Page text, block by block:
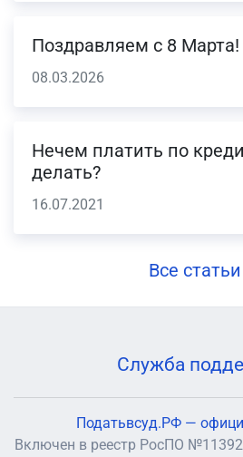
Поздравляем с 8 Марта!
08.03.2026
Нечем платить по
делать?
16.07.2021
Все статьи
Служба
Податьвсуд.РФ —
Включен в реестр РосПО №11392